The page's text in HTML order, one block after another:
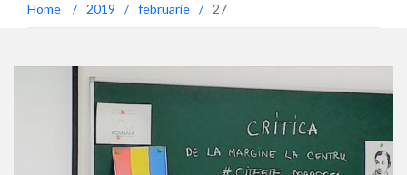
Home / 2019 / februarie / 27